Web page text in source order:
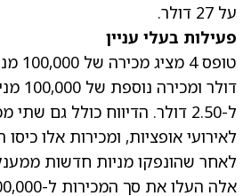
על 27 דולר
.
פעילות בעלי עניין
דולר
ל-2.50 דולר. הדיווח כולל גם
לאירועי אופציות, ומכירות אלו
לאחר שהונפקו מניות חדשות